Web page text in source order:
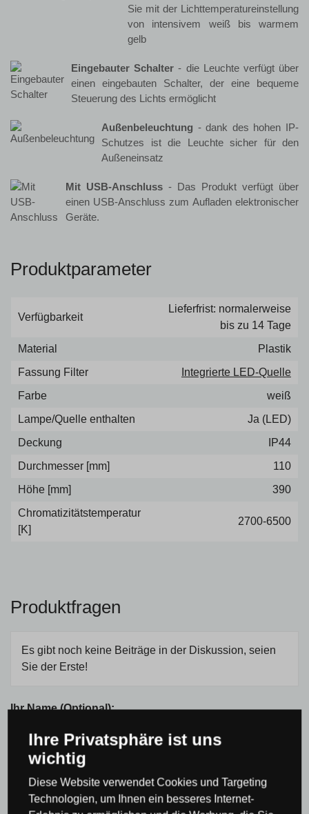
Sie mit der Lichttemperatureinstellung
von intensivem weiß bis warmem
gelb
Eingebauter Schalter - die Leuchte verfügt über
einen eingebauten Schalter, der eine bequeme
Steuerung des Lichts ermöglicht
Außenbeleuchtung - dank des hohen IP-
Schutzes ist die Leuchte sicher für den
Außeneinsatz
Mit USB-Anschluss- Das Produkt verfügt über
einen USB-Anschluss zum Aufladen elektronischer
Geräte.
Produktparameter
Verfügbarkeit
Lieferfrist: normalerweise
bis zu 14 Tage
Material
Plastik
Fassung Filter
Integrierte LED-Quelle
Farbe
weiß
Lampe/Quelle enthalten
Ja (LED)
Deckung
IP44
Durchmesser [mm]
110
Höhe [mm]
390
Chromatizitätstemperatur
[K]
2700-6500
Produktfragen
Es gibt noch keine Beiträge in der Diskussion, seien
Sie der Erste!
Ihr Name (Optional):
E-mail:
Ihre Privatsphäre ist uns
wichtig
Diese Website verwendet Cookies und Targeting
Technologien, um Ihnen ein besseres Internet-